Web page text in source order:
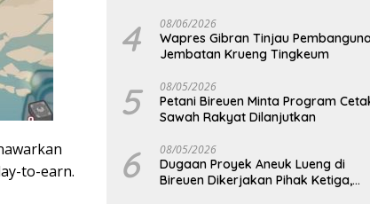
to-earn.
4 08/06/2026
Wapres Gibran Tinjau
Jembatan Krueng Tingkeum
5 08/05/2026
Petani Bireuen Minta Program
Sawah Rakyat Dilanjutkan
6 08/05/2026
Dugaan Proyek Aneuk Lueng di
Bireuen Dikerjakan Pihak Ketiga,